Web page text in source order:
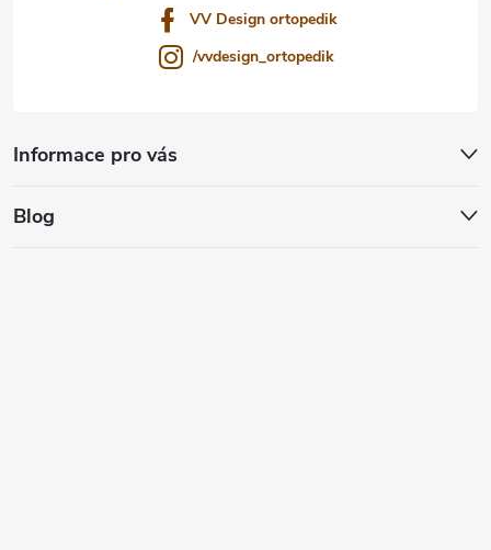
VV Design ortopedik
/vvdesign_ortopedik
Informace pro vás
Blog